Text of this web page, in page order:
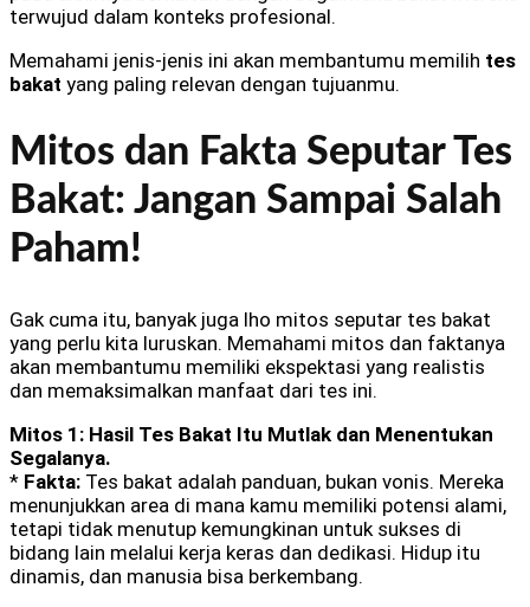
terwujud dalam konteks profesional.
Memahami jenis-jenis ini akan membantumu memilih tes
bakat yang paling relevan dengan tujuanmu.
Mitos dan Fakta Seputar Tes
Bakat: Jangan Sampai Salah
Paham!
Gak cuma itu, banyak juga lho mitos seputar tes bakat
yang perlu kita luruskan. Memahami mitos dan faktanya
akan membantumu memiliki ekspektasi yang realistis
dan memaksimalkan manfaat dari tes ini.
Mitos 1: Hasil Tes Bakat Itu Mutlak dan Menentukan
Segalanya.
* Fakta: Tes bakat adalah panduan, bukan vonis. Mereka
menunjukkan area di mana kamu memiliki potensi alami,
tetapi tidak menutup kemungkinan untuk sukses di
bidang lain melalui kerja keras dan dedikasi. Hidup itu
dinamis, dan manusia bisa berkembang.